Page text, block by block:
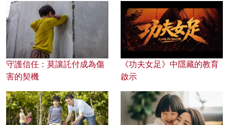
守護信任：莫讓託付成為傷
害的契機
《功夫女足》中隱藏的教育
啟示